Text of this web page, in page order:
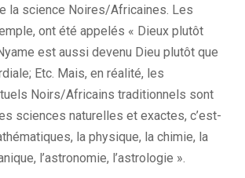
la science Noires/Africaines. Les
ont été appelés « Dieux plutôt
est aussi devenu Dieu plutôt que
Etc. Mais, en réalité, les
Noirs/Africains traditionnels sont
sciences naturelles et exactes, c’est-
la physique, la chimie, la
l’astronomie, l’astrologie ».